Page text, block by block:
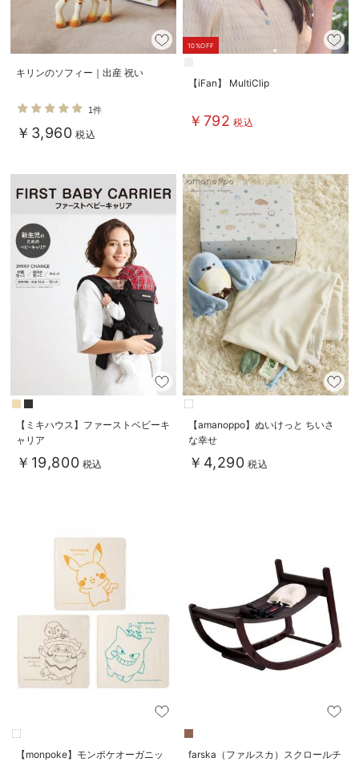
キリンのソフィー｜出産 祝い
1件
￥3,960 税込
10%OFF
【iFan】 MultiClip
￥792 税込
【ミキハウス】ファーストベビーキ
ャリア
￥19,800 税込
【amanoppo】ぬいけっと ちいさ
な幸せ
￥4,290 税込
【monpoke】モンポケオーガニッ
farska（ファルスカ）スクロールチ
お気に入り商品を確認する